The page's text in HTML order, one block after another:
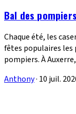
Bal des
Chaque été, les
fêtes populaires les
pompiers. À
Anthony· 10 juil.